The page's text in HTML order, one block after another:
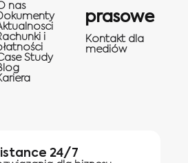
nas
i
Study
prasowe
Kontakt dla
mediów
24/7